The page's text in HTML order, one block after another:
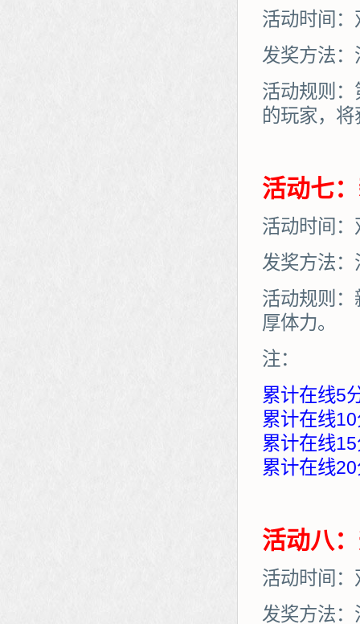
活动时间
发奖方法
活动规则
的玩家，
活动七
活动时间
发奖方法
活动规则
厚体力。
注：
累计在线5
累计在线
累计在线
累计在线
活动八
活动时间
发奖方法